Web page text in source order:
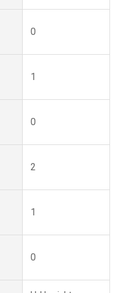
0
1
0
2
1
0